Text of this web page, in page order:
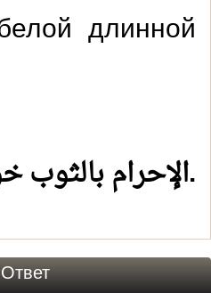
длинной
الإحرام بالثوب.